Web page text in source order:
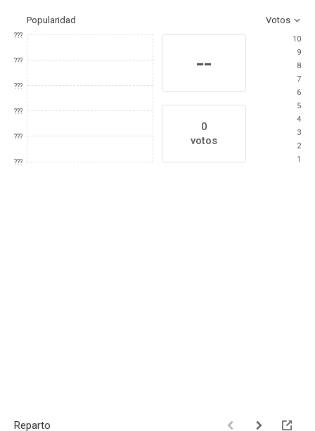
Popularidad Votos
???
???
???
???
???
???
--
0
votos
10
9
8
7
6
5
4
3
2
1
Reparto